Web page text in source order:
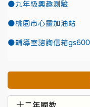
●九年級興趣測驗
●桃園市心靈加油站
●輔導室諮詢信箱